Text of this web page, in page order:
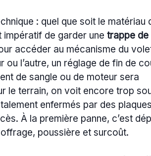
: quel que soit le matériau
de garder une trappe de
accéder au mécanisme du
ou l’autre, un réglage de fin de
de sangle ou de moteur sera
le terrain, on voit encore trop
enfermés par des
À la première panne, c’est
poussière et surcoût.